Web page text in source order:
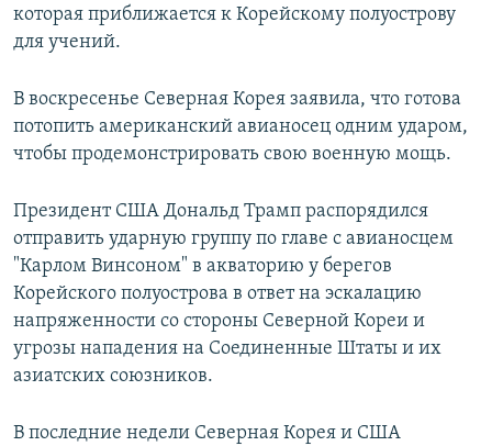
которая приближается к Корейскому полуострову
для учений.
В воскресенье Северная Корея заявила, что готова
потопить американский авианосец одним ударом,
чтобы продемонстрировать свою военную мощь.
Президент США Дональд Трамп распорядился
отправить ударную группу по главе с авианосцем
"Карлом Винсоном" в акваторию у берегов
Корейского полуострова в ответ на эскалацию
напряженности со стороны Северной Кореи и
угрозы нападения на Соединенные Штаты и их
азиатских союзников.
В последние недели Северная Корея и США